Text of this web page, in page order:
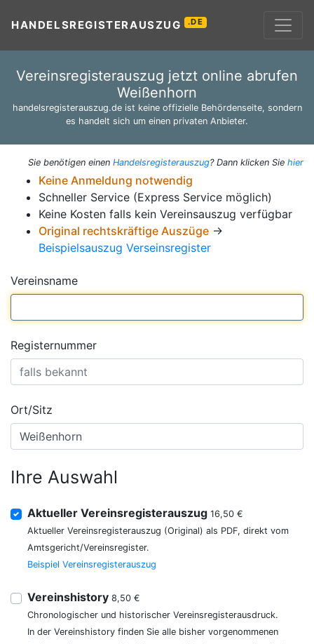
HANDELSREGISTERAUSZUG .DE
Vereinsregisterauszug jetzt online abrufen
Weißenhorn
handelsregisterauszug.de ist keine offizielle Behördenseite, sondern
es handelt sich um einen privaten Anbieter.
Sie benötigen einen Handelsregisterauszug? Dann klicken Sie hier
Keine Anmeldung notwendig
Schneller Service (Express Service möglich)
Keine Kosten falls kein Vereinsauszug verfügbar
Original rechtskräftige Auszüge →
Beispielsauszug Verseinsregister
Vereinsname
Registernummer
Ort/Sitz
Ihre Auswahl
Aktueller Vereinsregisterauszug 16,50 €
Aktueller Vereinsregisterauszug (Original) als PDF, direkt vom
Amtsgericht/Vereinsregister.
Beispiel Vereinsregisterauszug
Vereinshistory 8,50 €
Chronologischer und historischer Vereinsregisterausdruck.
In der Vereinshistory finden Sie alle bisher vorgenommenen